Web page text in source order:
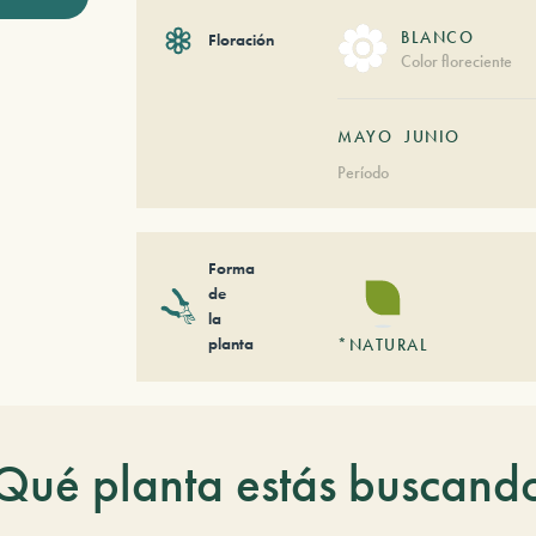
Floración
BLANCO
Color floreciente
MAYO
JUNIO
Período
Forma
de
la
planta
*NATURAL
planta estás